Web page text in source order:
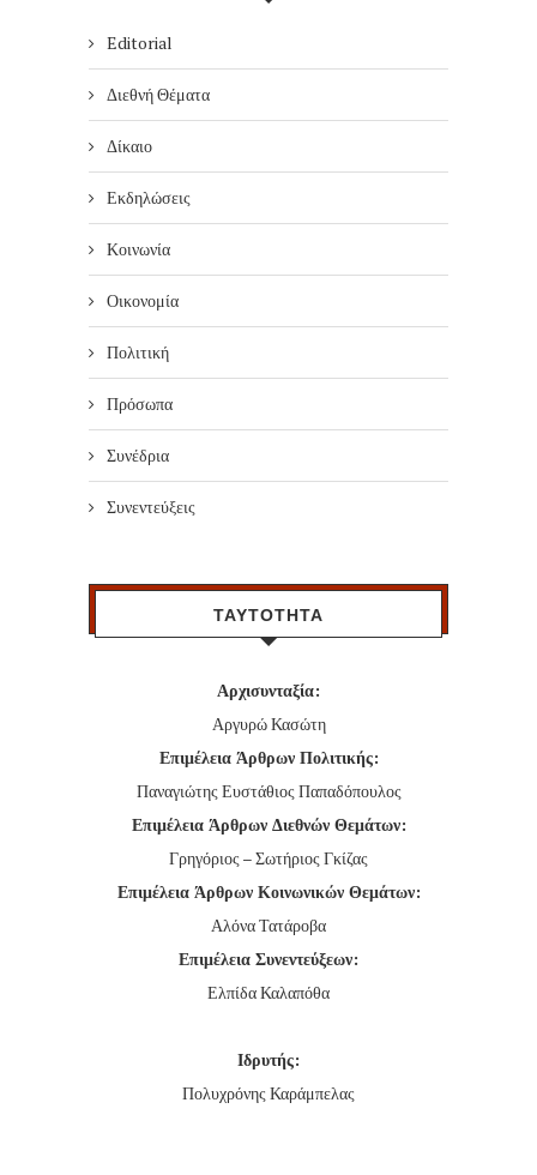
Editorial
Διεθνή Θέματα
Δίκαιο
Εκδηλώσεις
Κοινωνία
Οικονομία
Πολιτική
Πρόσωπα
Συνέδρια
Συνεντεύξεις
ΤΑΥΤΟΤΗΤΑ
Αρχισυνταξία:
Αργυρώ Κασώτη
Επιμέλεια Άρθρων Πολιτικής:
Παναγιώτης Ευστάθιος Παπαδόπουλος
Επιμέλεια Άρθρων Διεθνών Θεμάτων:
Γρηγόριος – Σωτήριος Γκίζας
Επιμέλεια Άρθρων Κοινωνικών Θεμάτων:
Αλόνα Τατάροβα
Επιμέλεια Συνεντεύξεων:
Ελπίδα Καλαπόθα
Ιδρυτής:
Πολυχρόνης Καράμπελας